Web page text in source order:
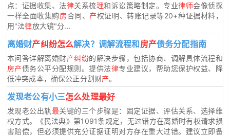
点：证据收集、法律关系梳理和诉讼策略制定。专业律师会像侦探
一样全面收集购房合同、 产权证明、转账记录等20+种证据材料，
用"法律放大镜"分...
离婚财产纠纷怎么解决？调解流程和房产债务分配指南
本问答详解离婚财产纠纷的解决步骤，包括协商、调解具体流程和
房产债务公平分配规则。提供法律专业建议，帮助您保护权益、降
低冲突成本，确保公正分割财产。
发现老公有小三怎么处理最好
发现老公出轨最关键的三个步骤是：固定证据、评估关系、选择维
权方式。《民法典》第1091条规定，无过错方在离婚时有权请求损
害赔偿，但必须提供充分证据证明对方存在重大过错。建议立即备